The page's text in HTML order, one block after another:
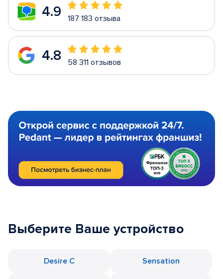
4.9 187 183 отзыва
4.8 58 311 отзывов
Выберите Ваше устройство
Desire C Sensation